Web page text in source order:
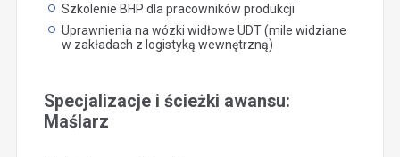
Szkolenie BHP dla pracowników produkcji
Uprawnienia na wózki widłowe UDT (mile widziane
w zakładach z logistyką wewnętrzną)
Specjalizacje i ścieżki awansu:
Maślarz